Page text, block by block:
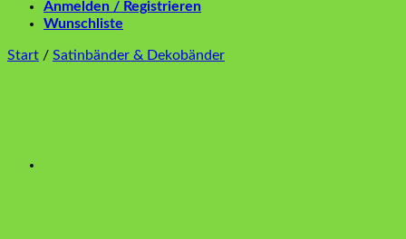
Anmelden / Registrieren
Wunschliste
Start / Satinbänder & Dekobänder